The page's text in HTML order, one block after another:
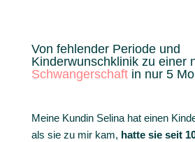
Von fehlender Periode und
Kinderwunschklinik zu einer
Schwangerschaftin nur 5
Meine Kundin Selina hat einen
als sie zu mir kam, hatte sie seit